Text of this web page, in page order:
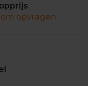
opvragen